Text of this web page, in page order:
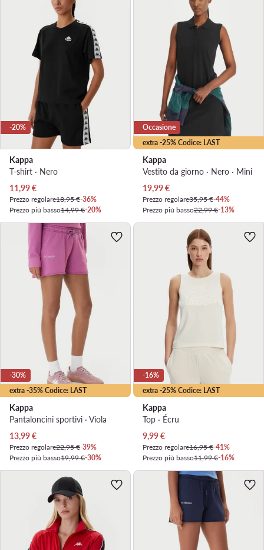
-20%
Kappa
T-shirt · Nero
Prezzo attuale
11,99€
Prezzo regolare18,95 €-36%
Prezzo più basso14,99 €-20%
extra -25% Codice: LAST
Occasione
Kappa
Vestito da giorno · Nero · Mini
Prezzo attuale
19,99€
Prezzo regolare35,95 €-44%
Prezzo più basso22,99 €-13%
extra -35% Codice: LAST
-30%
Kappa
Pantaloncini sportivi · Viola
Prezzo attuale
13,99€
Prezzo regolare22,95 €-39%
Prezzo più basso19,99 €-30%
extra -25% Codice: LAST
-16%
Kappa
Top · Écru
Prezzo attuale
9,99€
Prezzo regolare16,95 €-41%
Prezzo più basso11,99 €-16%